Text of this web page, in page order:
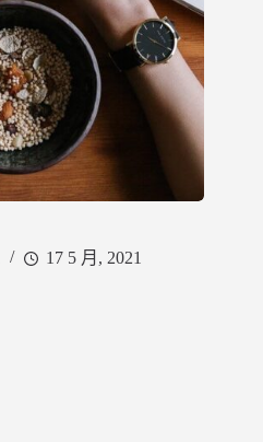
17 5 月, 2021